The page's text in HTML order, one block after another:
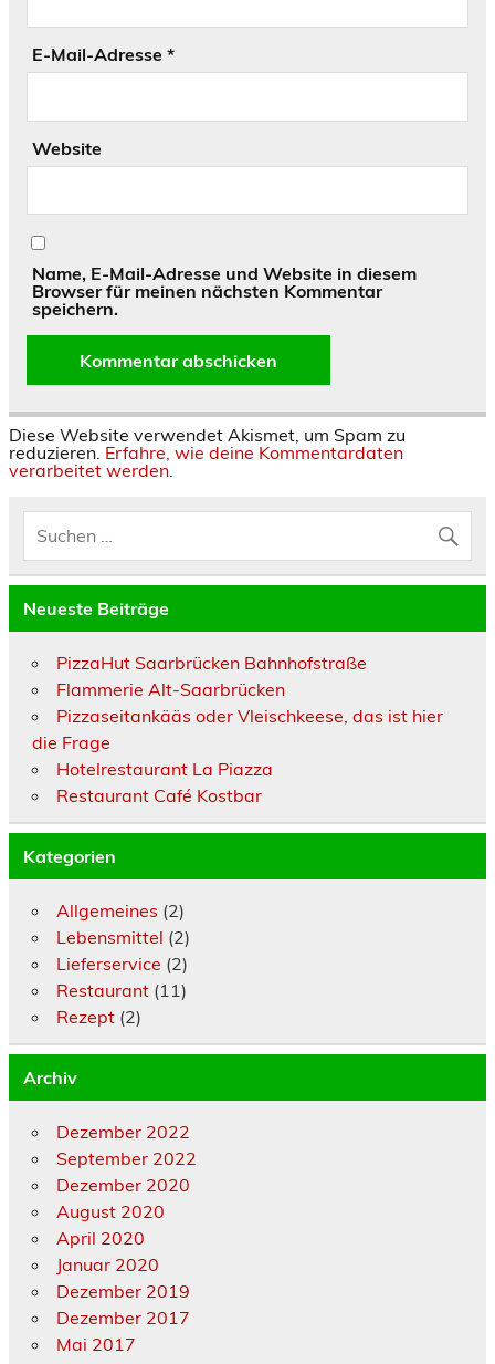
E-Mail-Adresse *
Website
Name, E-Mail-Adresse und Website in diesem
Browser für meinen nächsten Kommentar
speichern.
Diese Website verwendet Akismet, um Spam zu
reduzieren. Erfahre, wie deine Kommentardaten
verarbeitet werden.
Neueste Beiträge
PizzaHut Saarbrücken Bahnhofstraße
Flammerie Alt-Saarbrücken
Pizzaseitankääs oder Vleischkeese, das ist hier
die Frage
Hotelrestaurant La Piazza
Restaurant Café Kostbar
Kategorien
Allgemeines (2)
Lebensmittel (2)
Lieferservice (2)
Restaurant(11)
Rezept(2)
Archiv
Dezember 2022
September 2022
Dezember 2020
August 2020
April 2020
Januar 2020
Dezember 2019
Dezember 2017
Mai 2017